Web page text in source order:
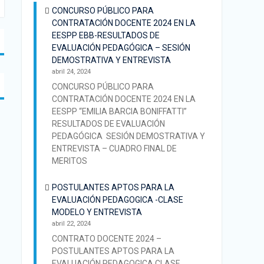
CONCURSO PÚBLICO PARA
CONTRATACIÓN DOCENTE 2024 EN LA
EESPP EBB-RESULTADOS DE
EVALUACIÓN PEDAGÓGICA – SESIÓN
DEMOSTRATIVA Y ENTREVISTA
abril 24, 2024
CONCURSO PÚBLICO PARA
CONTRATACIÓN DOCENTE 2024 EN LA
EESPP “EMILIA BARCIA BONIFFATTI”
RESULTADOS DE EVALUACIÓN
PEDAGÓGICA SESIÓN DEMOSTRATIVA Y
ENTREVISTA – CUADRO FINAL DE
MERITOS
POSTULANTES APTOS PARA LA
EVALUACIÓN PEDAGOGICA -CLASE
MODELO Y ENTREVISTA
abril 22, 2024
CONTRATO DOCENTE 2024 –
POSTULANTES APTOS PARA LA